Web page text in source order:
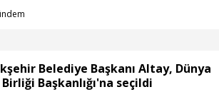
Belediye Başkanı Altay, Dünya
Başkanlığı'na seçildi